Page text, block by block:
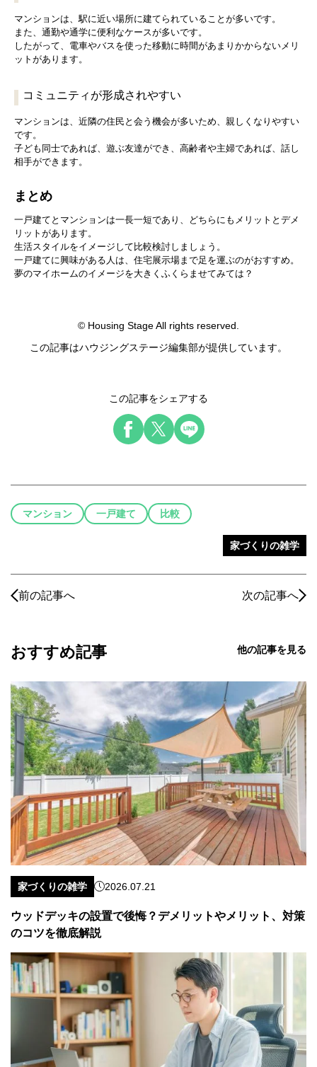
マンションは、駅に近い場所に建てられていることが多いです。
また、通勤や通学に便利なケースが多いです。
したがって、電車やバスを使った移動に時間があまりかからないメリ
ットがあります。
コミュニティが形成されやすい
マンションは、近隣の住民と会う機会が多いため、親しくなりやすい
です。
子ども同士であれば、遊ぶ友達ができ、高齢者や主婦であれば、話し
相手ができます。
まとめ
一戸建てとマンションは一長一短であり、どちらにもメリットとデメ
リットがあります。
生活スタイルをイメージして比較検討しましょう。
一戸建てに興味がある人は、住宅展示場まで足を運ぶのがおすすめ。
夢のマイホームのイメージを大きくふくらませてみては？
© Housing Stage All rights reserved.
この記事はハウジングステージ編集部が提供しています。
この記事をシェアする
マンション 一戸建て 比較
家づくりの雑学
前の記事へ 次の記事へ
おすすめ記事 他の記事を見る
家づくりの雑学 2026.07.21
ウッドデッキの設置で後悔？デメリットやメリット、対策
のコツを徹底解説